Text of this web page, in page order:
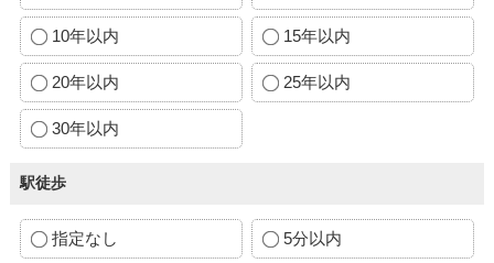
10年以内 15年以内
20年以内 25年以内
30年以内
駅徒歩
指定なし 5分以内